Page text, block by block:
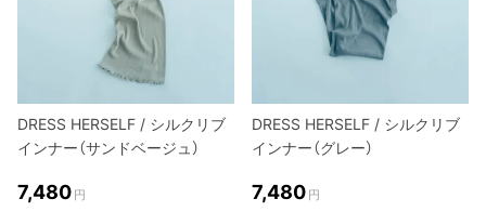
DRESS HERSELF / シルクリブ
インナー（サンドベージュ）
7,480 円
DRESS HERSELF / シルクリブ
インナー（グレー）
7,480 円